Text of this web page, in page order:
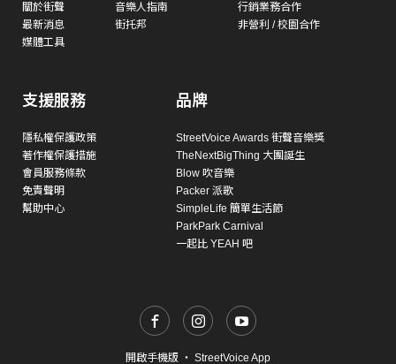
關於街聲
最新消息
媒體工具
音樂人指南
街托邦
行銷業務合作
非營利 / 校園合作
支援服務
隱私權保護政策
著作權保護措施
會員服務條款
免責聲明
幫助中心
品牌
StreetVoice Awards 街聲音樂獎
TheNextBigThing 大團誕生
Blow 吹音樂
Packer 派歌
SimpleLife 簡單生活節
ParkPark Carnival
一起比 YEAH 吧
開啟手機版 ・ StreetVoice App